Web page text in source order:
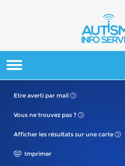
Etre averti par mail
Vous ne trouvez pas ?
Afficher les résultats sur une carte
Imprimer